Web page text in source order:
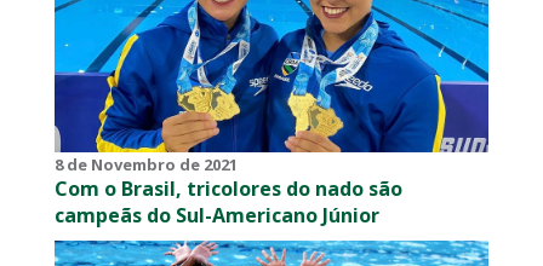
8 de Novembro de 2021
Com o Brasil, tricolores do nado são
campeãs do Sul-Americano Júnior